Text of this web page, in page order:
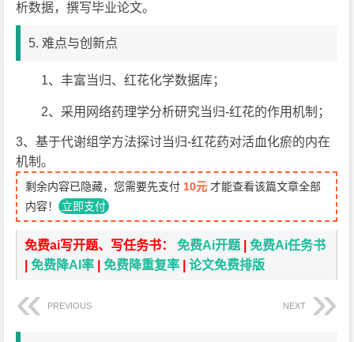
析数据，撰写毕业论文。
5. 难点与创新点
1、丰富当归、红花化学数据库；
2、采用网络药理学分析研究当归-红花的作用机制；
3、基于代谢组学方法探讨当归-红花药对活血化瘀的内在
机制。
剩余内容已隐藏，您需要先支付 10元 才能查看该篇文章全部
内容！ 立即支付
免费ai写开题、写任务书：免费Ai开题 |免费Ai任务书
|免费降AI率 |免费降重复率 |论文免费排版
PREVIOUS NEXT